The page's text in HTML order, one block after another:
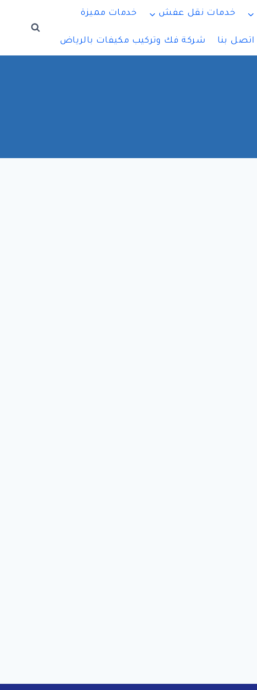
خدمات نقل عفش خدمات مميزة
اتصل بنا شركة فك وتركيب مكيفات بالرياض